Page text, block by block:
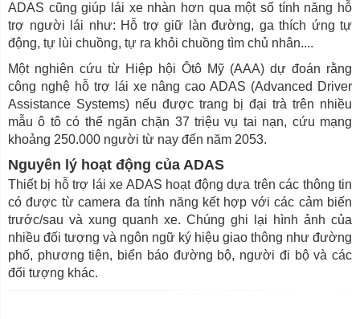
ADAS cũng giúp lái xe nhàn hơn qua một số tính năng hỗ
trợ người lái như: Hỗ trợ giữ làn đường, ga thích ứng tự
động, tự lùi chuồng, tự ra khỏi chuồng tìm chủ nhân....
Một nghiên cứu từ Hiệp hội Ôtô Mỹ (AAA) dự đoán rằng
công nghệ hỗ trợ lái xe nâng cao ADAS (Advanced Driver
Assistance Systems) nếu được trang bị đại trà trên nhiều
mẫu ô tô có thể ngăn chặn 37 triệu vụ tai nạn, cứu mạng
khoảng 250.000 người từ nay đến năm 2053.
Nguyên lý hoạt động của ADAS
Thiết bị hỗ trợ lái xe ADAS hoạt động dựa trên các thông tin
có được từ camera đa tính năng kết hợp với các cảm biến
trước/sau và xung quanh xe. Chúng ghi lại hình ảnh của
nhiều đối tượng và ngôn ngữ ký hiệu giao thông như đường
phố, phương tiện, biển báo đường bộ, người đi bộ và các
đối tượng khác.